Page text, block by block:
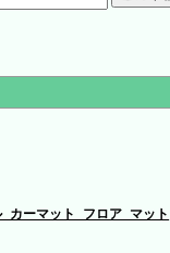
ーマット フロア マット